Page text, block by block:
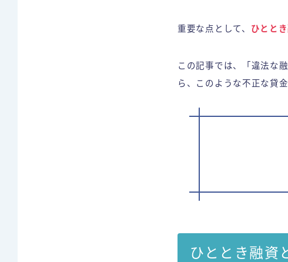
重要な点として、 ひとと
この記事では、「違法な
ら、このような不正な貸
ひととき融資